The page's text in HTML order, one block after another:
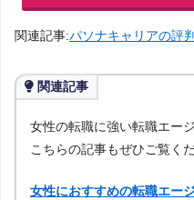
関連記事:パソナキャリアの評
関連記事
女性の転職に強い転職エー
こちらの記事もぜひご覧くだ
女性におすすめの転職エー